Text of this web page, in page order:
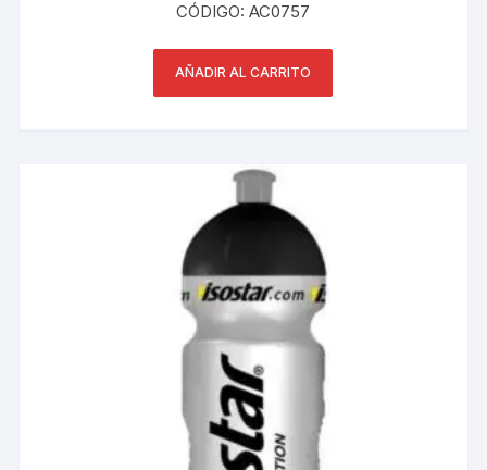
CÓDIGO: AC0757
AÑADIR AL CARRITO